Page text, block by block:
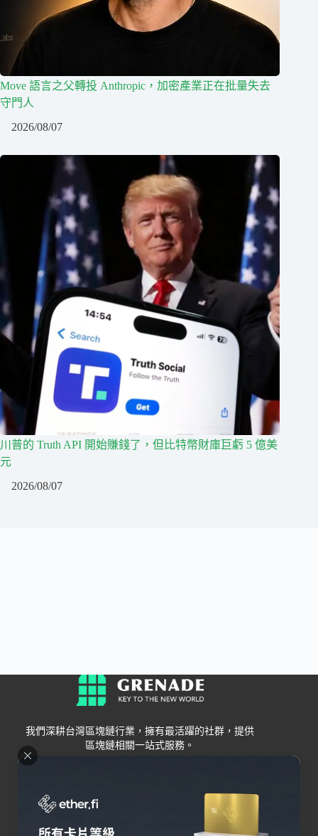
Move 語言之父轉投 Anthropic，加密產業正在批量失去
守門人
2026/08/07
川普的 Truth API 開始賺錢了，但比特幣財庫巨虧 5 億美
元
2026/08/07
我們深耕台灣區塊鏈行業，擁有最活躍的社群，提供
區塊鏈相關一站式服務。
Grenade
關於我們
交易所